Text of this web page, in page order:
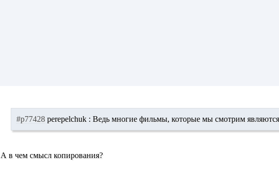
#p77428 perepelchuk : Ведь многие фильмы, которые мы смотрим
А в чем смысл копирования?